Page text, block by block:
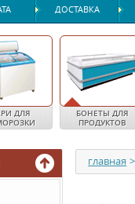
ДОСТАВКА
ДЛЯ
БОНЕТЫ ДЛЯ
ПРОДУКТОВ
главная >